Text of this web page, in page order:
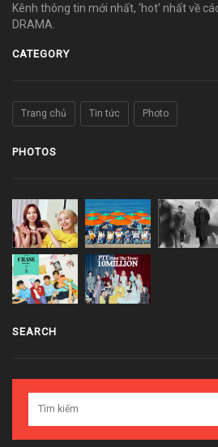
Kênh thông tin mới nhất, ‘hot’ nhất về
DRAMA.
CATEGORY
Trang chủ Tin tức Photo
PHOTOS
SEARCH